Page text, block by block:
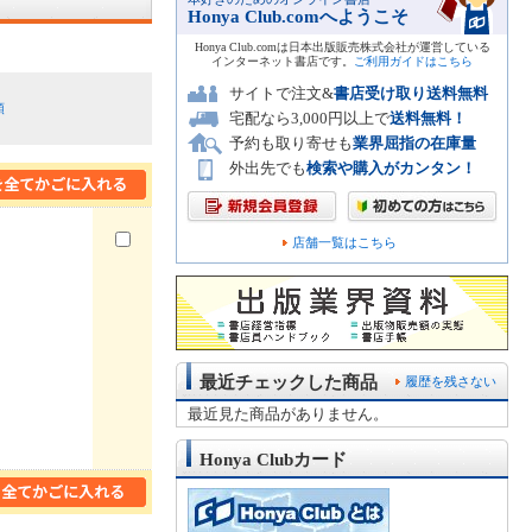
Honya Club.comへようこそ
Honya Club.comは日本出版販売株式会社が運営している
インターネット書店です。
ご利用ガイドはこちら
サイトで注文&書店受け取り送料無料
宅配なら3,000円以上で送料無料！
予約も取り寄せも業界屈指の在庫量
外出先でも検索や購入がカンタン！
店舗一覧はこちら
履歴を残さない
最近チェックした商品
最近見た商品がありません。
Honya Clubカード